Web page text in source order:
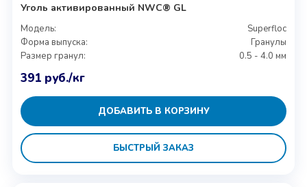
Уголь активированный NWC® GL
Модель:
Superfloc
Форма выпуска:
Гранулы
Размер гранул:
0.5 - 4.0 мм
391 руб./кг
ДОБАВИТЬ В КОРЗИНУ
БЫСТРЫЙ ЗАКАЗ